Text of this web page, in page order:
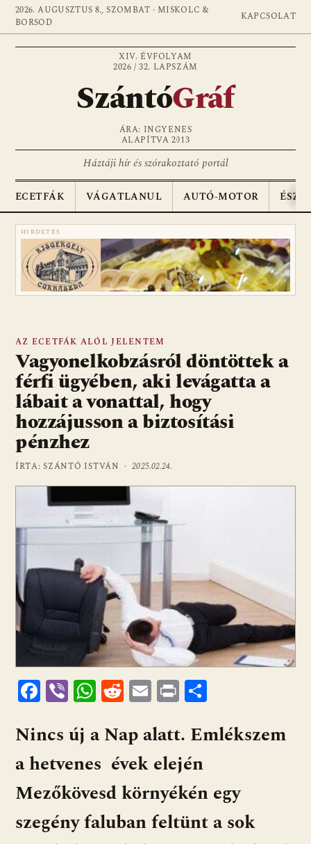
2026. AUGUSZTUS 8., SZOMBAT · MISKOLC &
BORSOD
KAPCSOLAT
XIV. ÉVFOLYAM
2026 / 32. LAPSZÁM
SzántóGráf
ÁRA: INGYENES
ALAPÍTVA 2013
Háztáji hír és szórakoztató portál
ECETFÁK VÁGATLANUL AUTÓ-MOTOR
HIRDETÉS
AZ ECETFÁK ALÓL JELENTEM
Vagyonelkobzásról döntöttek a
férfi ügyében, aki levágatta a
lábait a vonattal, hogy
hozzájusson a biztosítási
pénzhez
ÍRTA: SZÁNTÓ ISTVÁN ·2025.02.24.
F
e
b
o
k
Vi
er
W
at
s
p
p
R
d
di
t
E
ai
l
Pr
t za
g
Nincs új a Nap alatt. Emlékszem
a hetvenes évek elején
Mezőkövesd környékén egy
szegény faluban feltünt a sok